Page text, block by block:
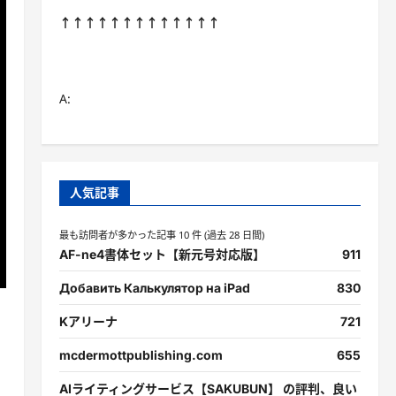
↑↑↑↑↑↑↑↑↑↑↑↑↑
A:
人気記事
最も訪問者が多かった記事 10 件 (過去 28 日間)
AF-ne4書体セット【新元号対応版】 911
Добавить Калькулятор на iPad 830
Kアリーナ 721
mcdermottpublishing.com 655
AIライティングサービス【SAKUBUN】 の評判、良い